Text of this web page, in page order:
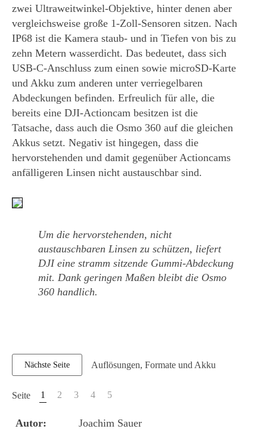
zwei Ultraweitwinkel-Objektive, hinter denen aber
vergleichsweise große 1-Zoll-Sensoren sitzen. Nach
IP68 ist die Kamera staub- und in Tiefen von bis zu
zehn Metern wasserdicht. Das bedeutet, dass sich
USB-C-Anschluss zum einen sowie microSD-Karte
und Akku zum anderen unter verriegelbaren
Abdeckungen befinden. Erfreulich für alle, die
bereits eine DJI-Actioncam besitzen ist die
Tatsache, dass auch die Osmo 360 auf die gleichen
Akkus setzt. Negativ ist hingegen, dass die
hervorstehenden und damit gegenüber Actioncams
anfälligeren Linsen nicht austauschbar sind.
Um die hervorstehenden, nicht
austauschbaren Linsen zu schützen, liefert
DJI eine stramm sitzende Gummi-Abdeckung
mit. Dank geringen Maßen bleibt die Osmo
360 handlich.
Nächste Seite Auflösungen, Formate und Akku
Seite 1 2 3 4 5
Autor: Joachim Sauer